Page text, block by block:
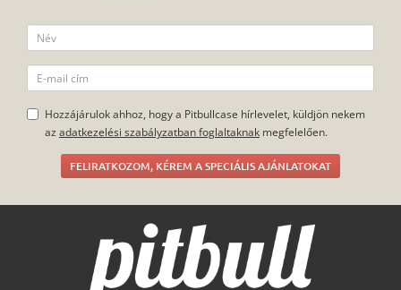
Hozzájárulok ahhoz, hogy a Pitbullcase hírlevelet, küldjön nekem
az adatkezelési szabályzatban foglaltaknak megfelelően.
FELIRATKOZOM, KÉREM A SPECIÁLIS AJÁNLATOKAT